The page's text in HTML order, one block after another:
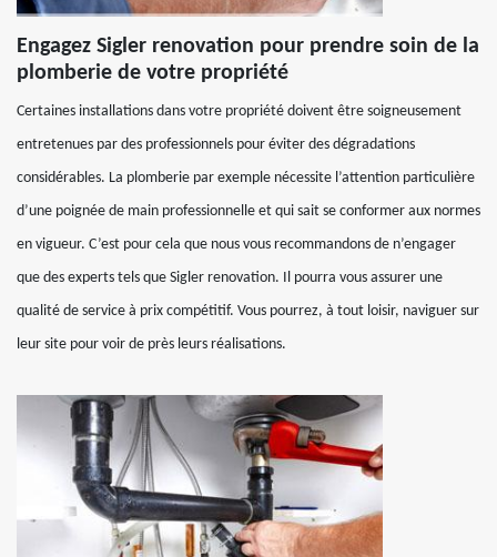
Engagez Sigler renovation pour prendre soin de la
plomberie de votre propriété
Certaines installations dans votre propriété doivent être soigneusement
entretenues par des professionnels pour éviter des dégradations
considérables. La plomberie par exemple nécessite l’attention particulière
d’une poignée de main professionnelle et qui sait se conformer aux normes
en vigueur. C’est pour cela que nous vous recommandons de n’engager
que des experts tels que Sigler renovation. Il pourra vous assurer une
qualité de service à prix compétitif. Vous pourrez, à tout loisir, naviguer sur
leur site pour voir de près leurs réalisations.